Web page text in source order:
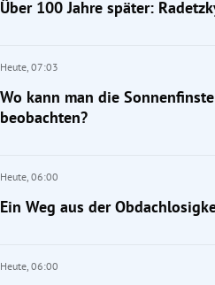
Über 100 Jahre später:
Heute, 07:03
Wo kann man die
beobachten?
Heute, 06:00
Ein Weg aus der
Heute, 06:00